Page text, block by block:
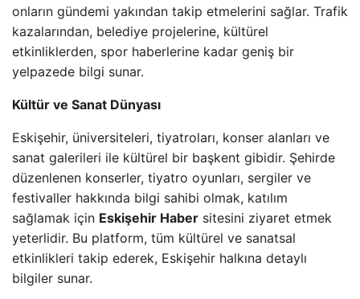
onların gündemi yakından takip etmelerini sağlar. Trafik
kazalarından, belediye projelerine, kültürel
etkinliklerden, spor haberlerine kadar geniş bir
yelpazede bilgi sunar.
Kültür ve Sanat Dünyası
Eskişehir, üniversiteleri, tiyatroları, konser alanları ve
sanat galerileri ile kültürel bir başkent gibidir. Şehirde
düzenlenen konserler, tiyatro oyunları, sergiler ve
festivaller hakkında bilgi sahibi olmak, katılım
sağlamak için Eskişehir Haber sitesini ziyaret etmek
yeterlidir. Bu platform, tüm kültürel ve sanatsal
etkinlikleri takip ederek, Eskişehir halkına detaylı
bilgiler sunar.